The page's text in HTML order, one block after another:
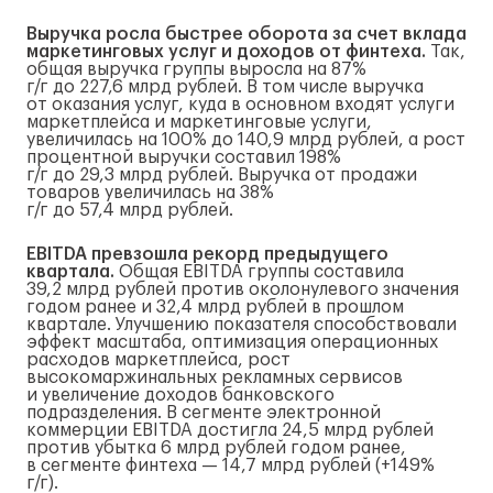
Выручка росла быстрее оборота за счет вклада
маркетинговых услуг и доходов от финтеха. Так,
общая выручка группы выросла на 87%
г/г до 227,6 млрд рублей. В том числе выручка
от оказания услуг, куда в основном входят услуги
маркетплейса и маркетинговые услуги,
увеличилась на 100% до 140,9 млрд рублей, а рост
процентной выручки составил 198%
г/г до 29,3 млрд рублей. Выручка от продажи
товаров увеличилась на 38%
г/г до 57,4 млрд рублей.
EBITDA превзошла рекорд предыдущего
квартала. Общая EBITDA группы составила
39,2 млрд рублей против околонулевого значения
годом ранее и 32,4 млрд рублей в прошлом
квартале. Улучшению показателя способствовали
эффект масштаба, оптимизация операционных
расходов маркетплейса, рост
высокомаржинальных рекламных сервисов
и увеличение доходов банковского
подразделения. В сегменте электронной
коммерции EBITDA достигла 24,5 млрд рублей
против убытка 6 млрд рублей годом ранее,
в сегменте финтеха — 14,7 млрд рублей (+149%
г/г).